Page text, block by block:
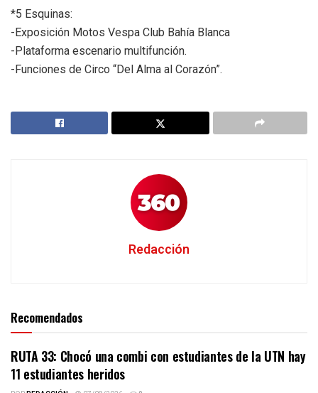
*5 Esquinas:
-Exposición Motos Vespa Club Bahía Blanca
-Plataforma escenario multifunción.
-Funciones de Circo “Del Alma al Corazón”.
Redacción
Recomendados
RUTA 33: Chocó una combi con estudiantes de la UTN hay
11 estudiantes heridos